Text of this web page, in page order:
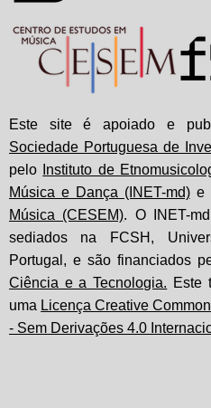
Este site é apoiado e
Sociedade Portuguesa de
pelo
Instituto de
Música e Dança (INET-md)e
Música (CESEM). O INET-
sediados na FCSH,
Portugal, e são financiados
Ciência e a Tecnologia. Este
uma Licença Creative
- Sem Derivações 4.0